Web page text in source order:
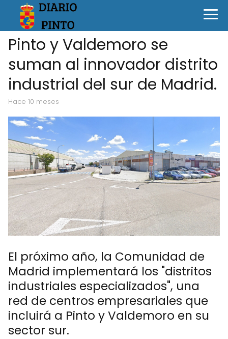
Pinto y Valdemoro se
suman al innovador distrito
industrial del sur de Madrid.
hace 10 meses
El próximo año, la Comunidad de
Madrid implementará los "distritos
industriales especializados", una
red de centros empresariales que
incluirá a Pinto y Valdemoro en su
sector sur.